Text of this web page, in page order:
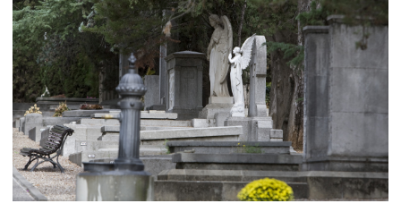
DEFUNCIONS
Defuncions a Terrassa: les cerimònies del
divendres 2 d’agost del 2024